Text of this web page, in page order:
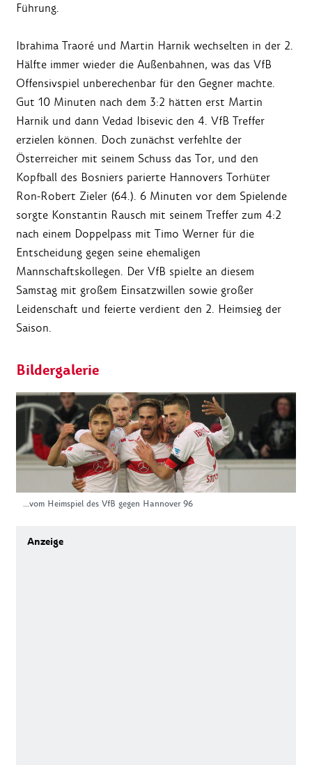
Führung.
Ibrahima Traoré und Martin Harnik wechselten in der 2.
Hälfte immer wieder die Außenbahnen, was das VfB
Offensivspiel unberechenbar für den Gegner machte.
Gut 10 Minuten nach dem 3:2 hätten erst Martin
Harnik und dann Vedad Ibisevic den 4. VfB Treffer
erzielen können. Doch zunächst verfehlte der
Österreicher mit seinem Schuss das Tor, und den
Kopfball des Bosniers parierte Hannovers Torhüter
Ron-Robert Zieler (64.). 6 Minuten vor dem Spielende
sorgte Konstantin Rausch mit seinem Treffer zum 4:2
nach einem Doppelpass mit Timo Werner für die
Entscheidung gegen seine ehemaligen
Mannschaftskollegen. Der VfB spielte an diesem
Samstag mit großem Einsatzwillen sowie großer
Leidenschaft und feierte verdient den 2. Heimsieg der
Saison.
Bildergalerie
...vom Heimspiel des VfB gegen Hannover 96